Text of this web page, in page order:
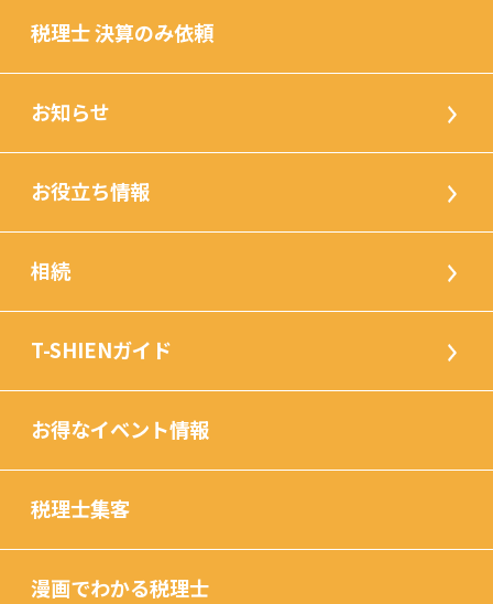
税理士 決算のみ依頼
お知らせ
お役立ち情報
相続
T-SHIENガイド
お得なイベント情報
税理士集客
漫画でわかる税理士